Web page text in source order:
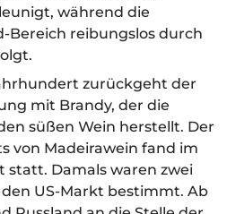
während die
Bereich reibungslos durch
zurückgeht der
mit Brandy, der die
süßen Wein herstellt. Der
von Madeirawein fand im
statt. Damals waren zwei
US-Markt bestimmt. Ab